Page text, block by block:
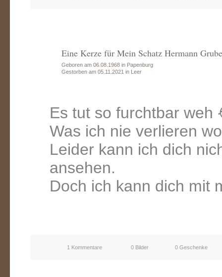
Eine Kerze für Mein Schatz Hermann Grube
Geboren am 06.08.1968 in Papenburg
Gestorben am 05.11.2021 in Leer
Es tut so furchtbar
Was ich nie verlieren
Leider kann ich dich
ansehen.
Doch ich kann dich mit
1 Kommentare 0 Bilder 0 Geschenke